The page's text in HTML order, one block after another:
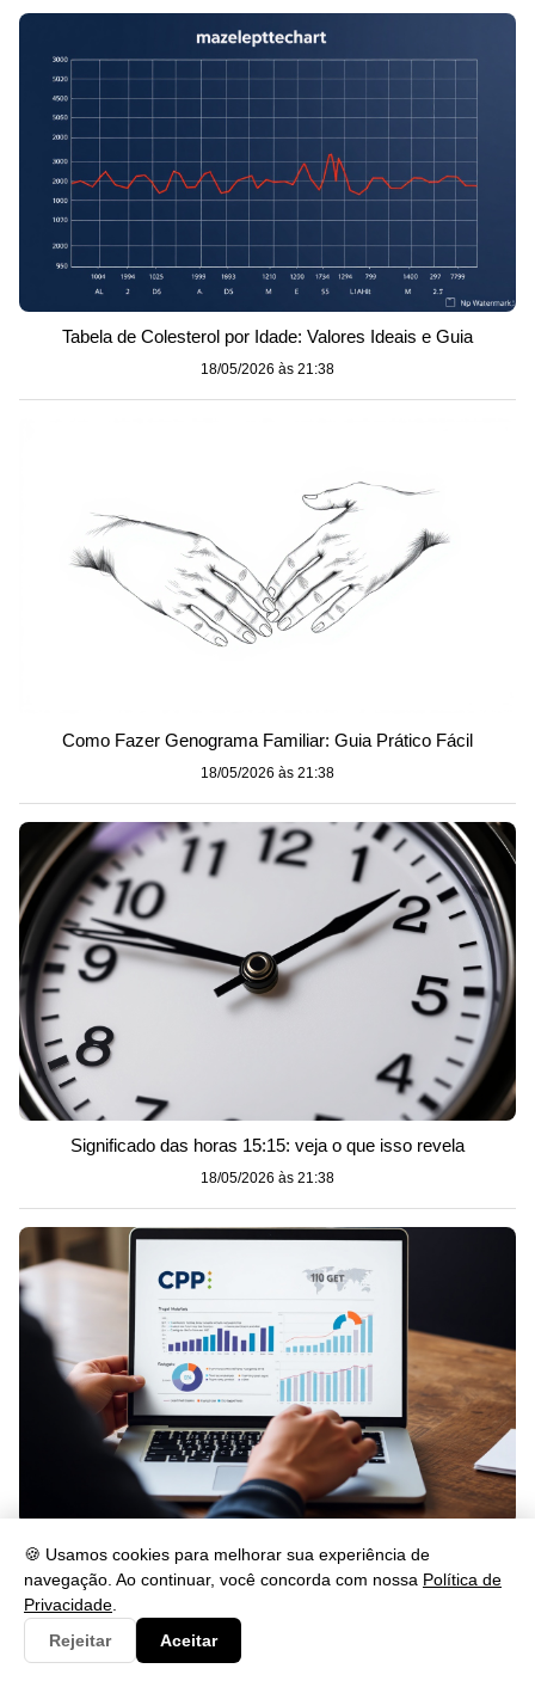
🍪 Usamos cookies para melhorar sua experiência de
navegação. Ao continuar, você concorda com nossa Política de
Privacidade
Rejeitar
Aceitar
Tabela de Colesterol por Idade: Valores Ideais e Guia
18/05/2026 às 21:38
Como Fazer Genograma Familiar: Guia Prático Fácil
18/05/2026 às 21:38
Significado das horas 15:15: veja o que isso revela
18/05/2026 às 21:38
Como Saber Quem Consultou Meu CPF Grátis em 2026
18/05/2026 às 21:37
Categorias